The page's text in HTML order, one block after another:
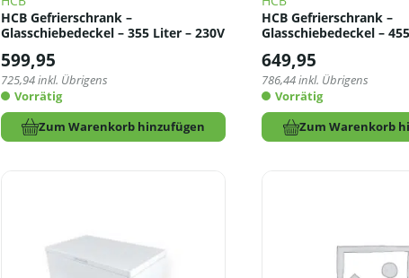
HCB Gefrierschrank –
Glasschiebedeckel – 355 Liter – 230V
599,95
725,94inkl. Übrigens
Vorrätig
Zum Warenkorb hinzufügen
HCB Gefrierschrank –
Glasschiebedeckel –
649,95
786,44inkl. Übrigens
Vorrätig
Zum Warenkorb